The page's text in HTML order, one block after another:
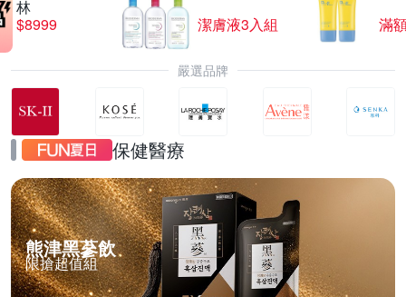
林
$8999
潔膚液3入組
滿
嚴選品牌
保健醫療
熊津黑蔘飲
限搶超值組